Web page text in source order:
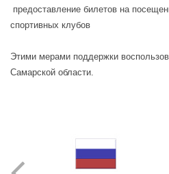
предоставление билетов на
спортивных клубов
Этими мерами поддержки
Самарской области.